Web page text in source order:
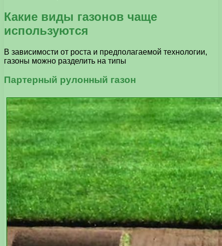
Какие виды газонов чаще
используются
В зависимости от роста и предполагаемой технологии,
газоны можно разделить на типы
Партерный рулонный газон